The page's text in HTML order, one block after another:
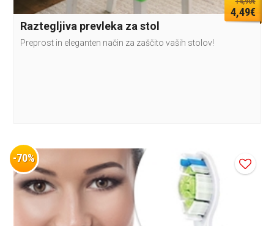
4,49€
Raztegljiva prevleka za stol
Preprost in eleganten način za zaščito vaših stolov!
-70%